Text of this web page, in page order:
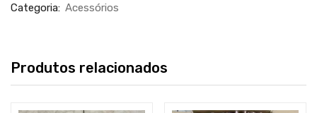
Categoria: Acessórios
Produtos relacionados